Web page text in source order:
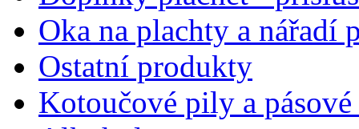
Oka na plachty a nářadí
Ostatní produkty
Kotoučové pily a